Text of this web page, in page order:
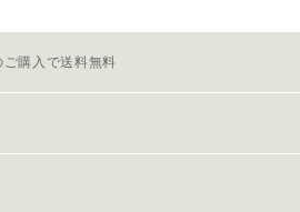
購入で送料無料